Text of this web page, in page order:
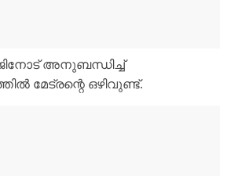
അനുബന്ധിച്ച്
മേട്രന്റെ ഒഴിവുണ്ട്.